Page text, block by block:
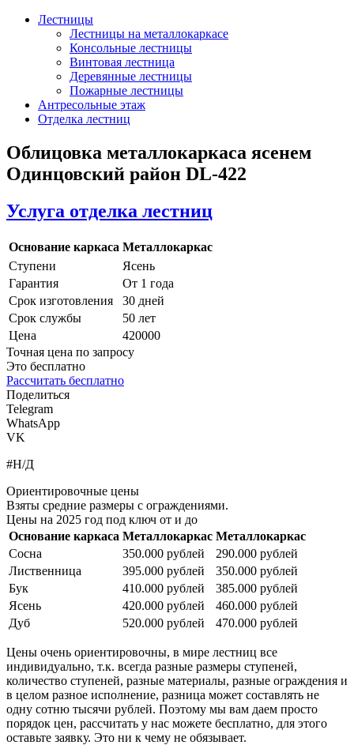
Лестницы
Лестницы на металлокаркасе
Консольные лестницы
Винтовая лестница
Деревянные лестницы
Пожарные лестницы
Антресольные этаж
Отделка лестниц
Облицовка металлокаркаса ясенем
Одинцовский район DL-422
Услуга отделка лестниц
Основание каркаса Металлокаркас
Ступени
Ясень
Гарантия
От 1 года
Срок изготовления
30 дней
Срок службы
50 лет
Цена
420000
Точная цена по запросу
Это бесплатно
Рассчитать бесплатно
Поделиться
Telegram
WhatsApp
VK
#Н/Д
Ориентировочные цены
Взяты средние размеры с ограждениями.
Цены на 2025 год под ключ от и до
Основание каркаса Металлокаркас Металлокаркас
Сосна
350.000 рублей
290.000 рублей
Лиственница
395.000 рублей
350.000 рублей
Бук
410.000 рублей
385.000 рублей
Ясень
420.000 рублей
460.000 рублей
Дуб
520.000 рублей 470.000 рублей
Цены очень ориентировочны, в мире лестниц все
индивидуально, т.к. всегда разные размеры ступеней,
количество ступеней, разные материалы, разные ограждения и
в целом разное исполнение, разница может составлять не
одну сотню тысячи рублей. Поэтому мы вам даем просто
порядок цен, рассчитать у нас можете бесплатно, для этого
оставьте заявку. Это ни к чему не обязывает.